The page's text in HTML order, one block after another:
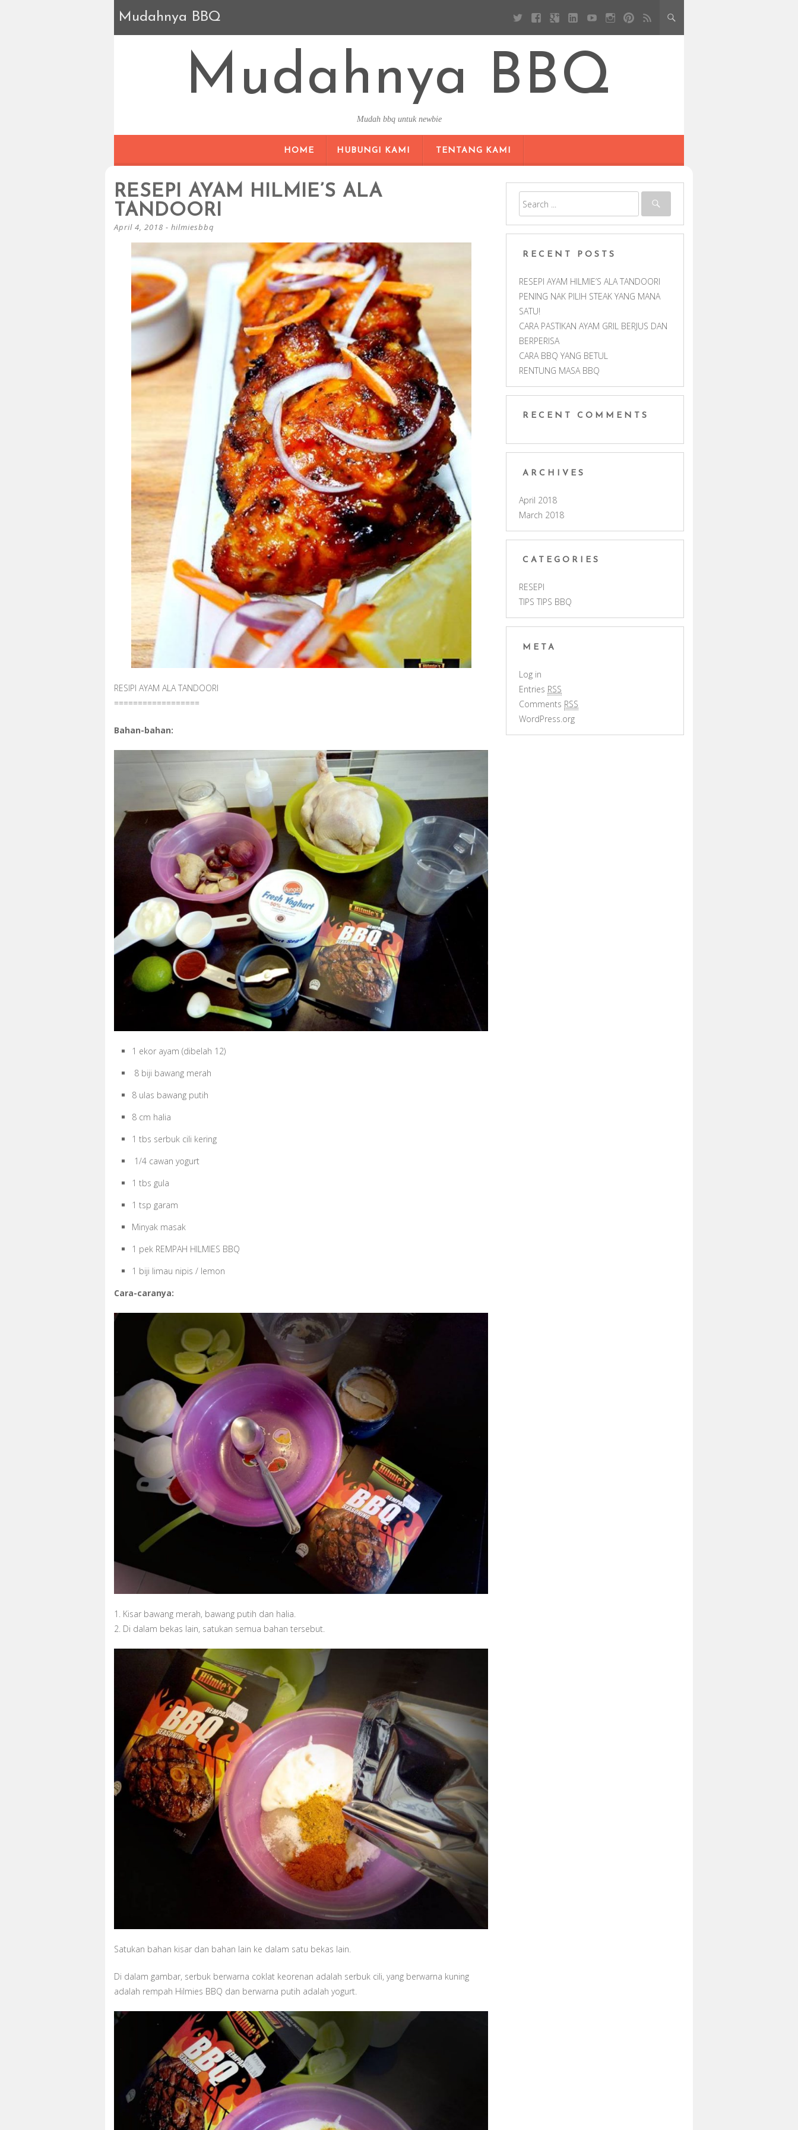
Mudahnya BBQ
Mudahnya BBQ
Mudah bbq untuk newbie
HOME
HUBUNGI KAMI TENTANG KAMI
RESEPI AYAM HILMIE’S ALA
TANDOORI
April 4, 2018 - hilmiesbbq
RESIPI AYAM ALA TANDOORI
==================
Bahan-bahan:
1 ekor ayam (dibelah 12)
8 biji bawang merah
8 ulas bawang putih
8 cm halia
1 tbs serbuk cili kering
1/4 cawan yogurt
1 tbs gula
1 tsp garam
Minyak masak
1 pek REMPAH HILMIES BBQ
1 biji limau nipis / lemon
Cara-caranya:
1. Kisar bawang merah, bawang putih dan halia.
2. Di dalam bekas lain, satukan semua bahan tersebut.
Satukan bahan kisar dan bahan lain ke dalam satu bekas lain.
Di dalam gambar, serbuk berwarna coklat keorenan adalah serbuk cili, yang berwarna kuning
adalah rempah Hilmies BBQ dan berwarna putih adalah yogurt.
RECENT POSTS
RESEPI AYAM HILMIE’S ALA TANDOORI
PENING NAK PILIH STEAK YANG MANA
SATU!
CARA PASTIKAN AYAM GRIL BERJUS DAN
BERPERISA
CARA BBQ YANG BETUL
RENTUNG MASA BBQ
RECENT COMMENTS
ARCHIVES
April 2018
March 2018
CATEGORIES
RESEPI
TIPS TIPS BBQ
META
Log in
Entries RSS
Comments RSS
WordPress.org